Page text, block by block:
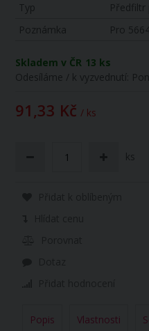
Typ
Předfiltr
Poznámka
Pro
Skladem v ČR 13 ks
Odesíláme / k vyzvednutí:
91,33 Kč / ks
ks
Popis Vlastnosti